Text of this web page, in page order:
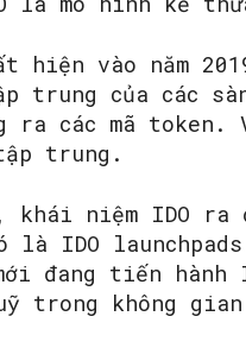
hiện vào năm
trung của các
ra các mã token.
trung.
khái niệm IDO
là IDO
đang tiến hành
trong không